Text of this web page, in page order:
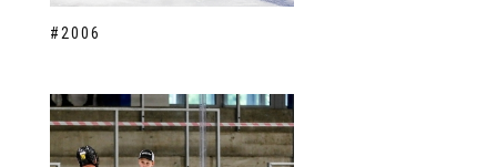
#2006